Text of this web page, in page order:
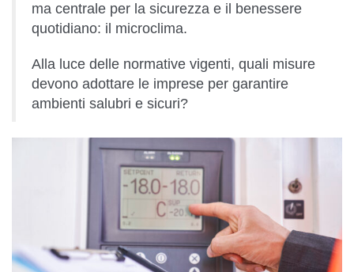
ma centrale per la sicurezza e il benessere
quotidiano: il microclima.
Alla luce delle normative vigenti, quali misure
devono adottare le imprese per garantire
ambienti salubri e sicuri?